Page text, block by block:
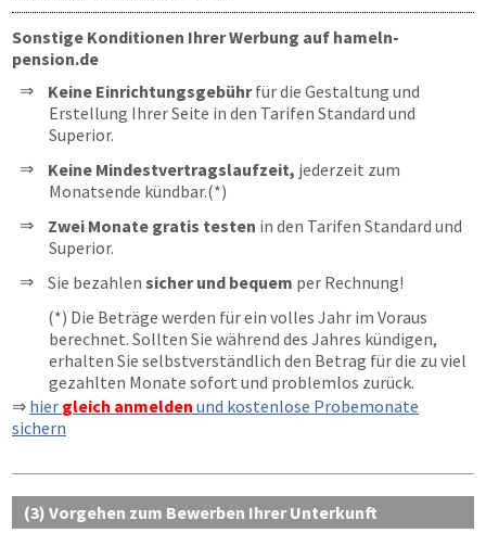
Sonstige Konditionen Ihrer Werbung auf hameln-
pension.de
Keine Einrichtungsgebührfür die Gestaltung und
Erstellung Ihrer Seite in den Tarifen Standard und
Superior.
Keine Mindestvertragslaufzeit, jederzeit zum
Monatsende kündbar.(*)
Zwei Monate gratis testen in den Tarifen Standard und
Superior.
Sie bezahlen sicher und bequem per Rechnung!
(*) Die Beträge werden für ein volles Jahr im Voraus
berechnet. Sollten Sie während des Jahres kündigen,
erhalten Sie selbstverständlich den Betrag für die zu viel
gezahlten Monate sofort und problemlos zurück.
⇒ hier gleich anmelden und kostenlose Probemonate
sichern
(3) Vorgehen zum Bewerben Ihrer Unterkunft